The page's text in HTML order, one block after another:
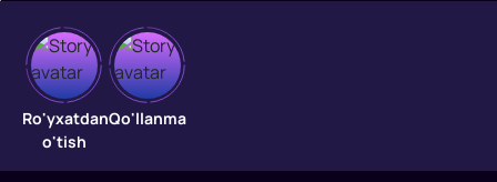
Qog'ozli
uy
Qog'ozli
Ro'yxatdan
o'tish
Qo'llanma